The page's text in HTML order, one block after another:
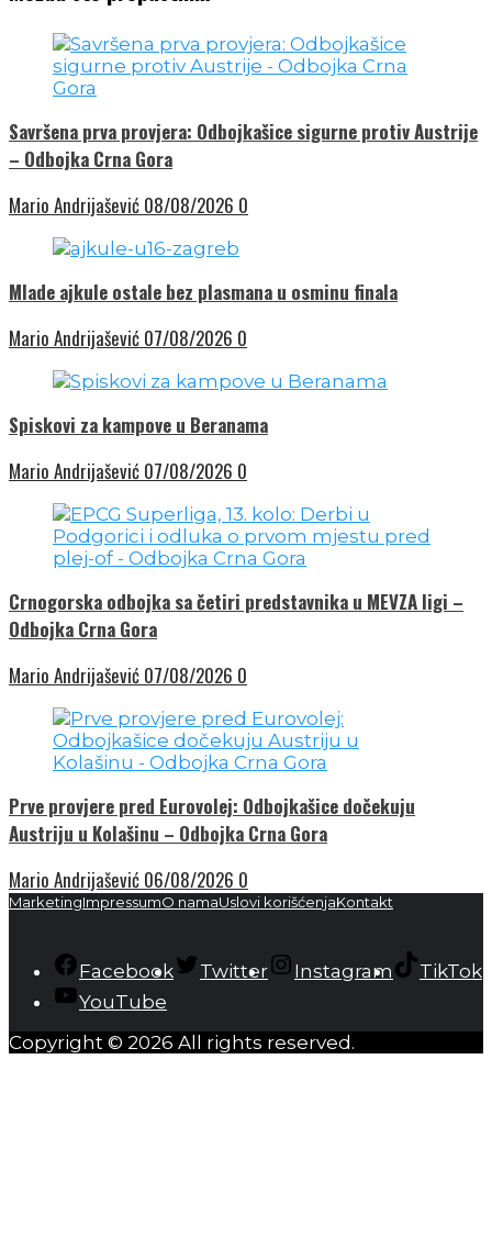
Savršena prva provjera: Odbojkašice sigurne protiv Austrije
– Odbojka Crna Gora
Mario Andrijašević 08/08/2026 0
Mlade ajkule ostale bez plasmana u osminu finala
Mario Andrijašević 07/08/2026 0
Spiskovi za kampove u Beranama
Mario Andrijašević 07/08/2026 0
Crnogorska odbojka sa četiri predstavnika u MEVZA ligi –
Odbojka Crna Gora
Mario Andrijašević 07/08/2026 0
Prve provjere pred Eurovolej: Odbojkašice dočekuju
Austriju u Kolašinu – Odbojka Crna Gora
Mario Andrijašević 06/08/2026 0
MarketingImpressumO namaUslovi korišćenjaKontakt
Facebook Twitter Instagram
TikTok
YouTube
Copyright © 2026 All rights reserved.